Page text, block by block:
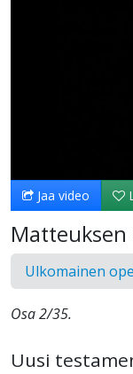
Jaa video
Ulkomainen
Osa 2/35.
Uusi